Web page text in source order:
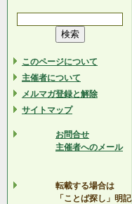
このページについて
主催者について
メルマガ登録と解除
サイトマップ
お問合せ
主催者へのメール
転載する場合は
「ことば探し」明記